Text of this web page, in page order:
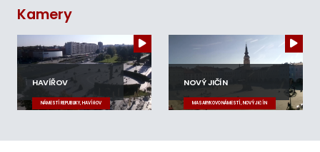
Kamery
HAVÍŘOV
NÁMĚSTÍ REPUBLIKY, HAVÍŘOV
NOVÝ JIČÍN
MASARYKOVO NÁMĚSTÍ, NOVÝ JIČÍN